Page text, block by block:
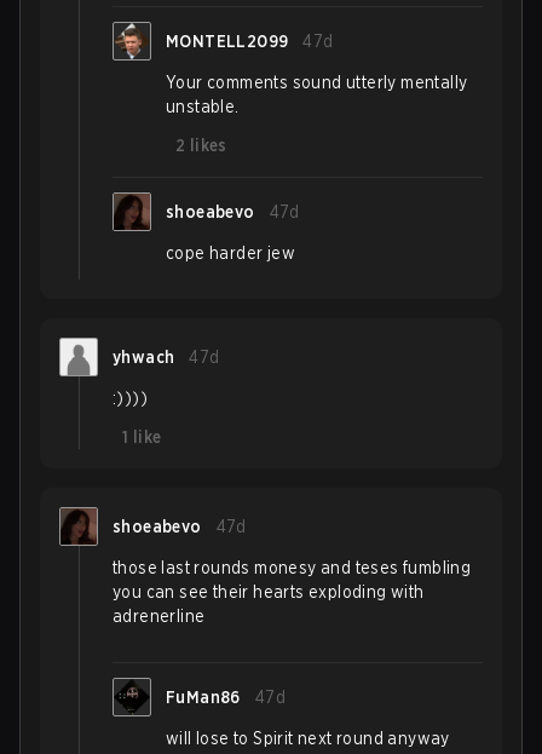
MONTELL2099 47d
Your comments sound utterly mentally
unstable.
2
likes
shoeabevo 47d
cope harder jew
yhwach 47d
:))))
1
like
shoeabevo 47d
those last rounds monesy and teses fumbling
you can see their hearts exploding with
adrenerline
FuMan86 47d
will lose to Spirit next round anyway